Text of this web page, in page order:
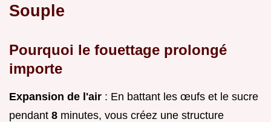
Souple
Pourquoi le fouettage prolongé
importe
Expansion de l'air : En battant les œufs et le sucre
pendant 8 minutes, vous créez une structure